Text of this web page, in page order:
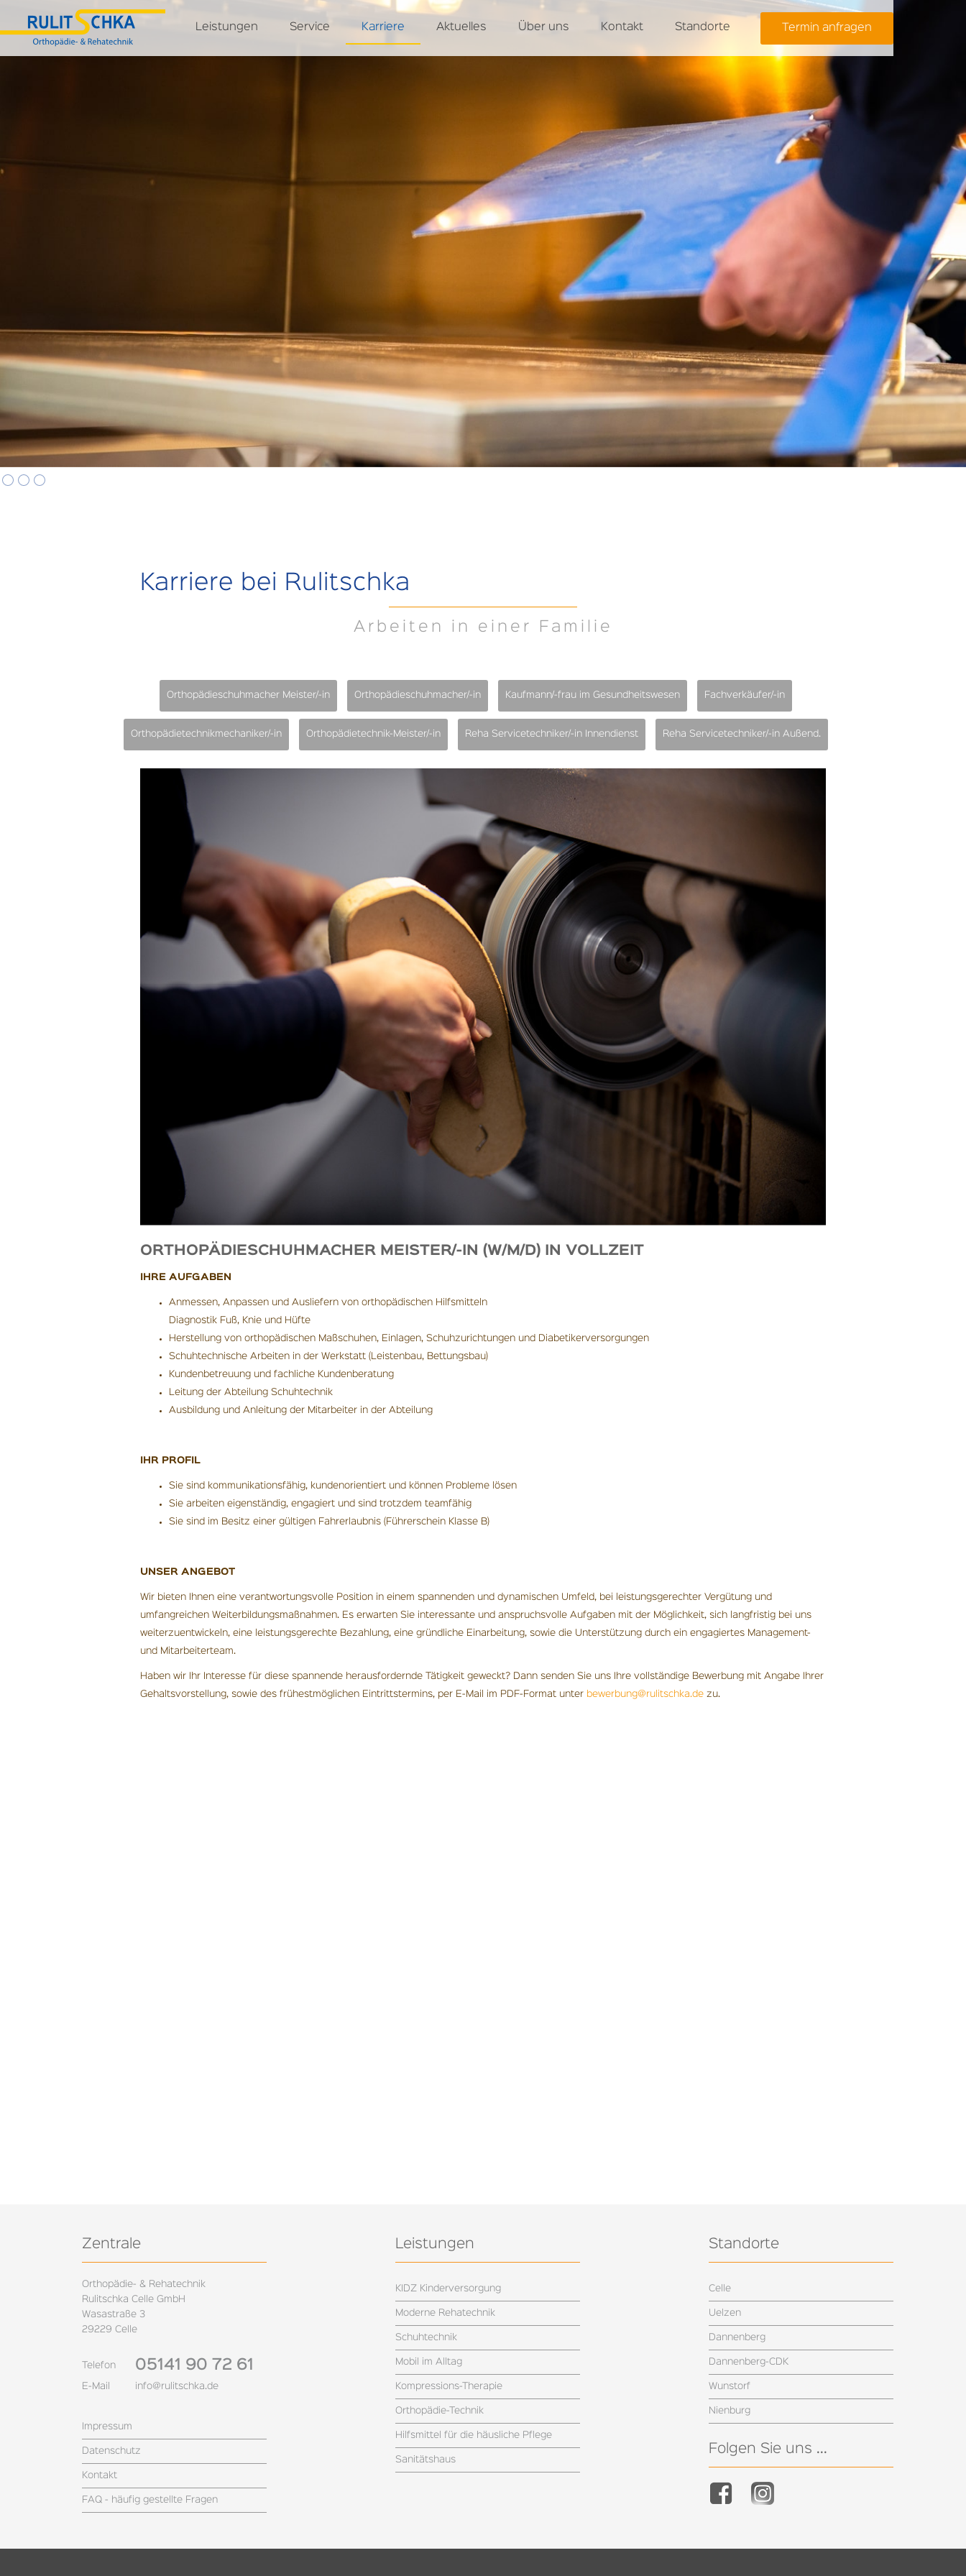
Leistungen Service Karriere Aktuelles Über uns Kontakt Standorte Termin anfragen
Karriere bei Rulitschka
Arbeiten in einer Familie
Orthopädieschuhmacher Meister/-in Orthopädieschuhmacher/-in Kaufmann/-frau im Gesundheitswesen Fachverkäufer/-in
Orthopädietechnikmechaniker/-in Orthopädietechnik-Meister/-in Reha Servicetechniker/-in Innendienst Reha Servicetechniker/-in Außend.
ORTHOPÄDIESCHUHMACHER MEISTER/-IN (W/M/D) IN VOLLZEIT
IHRE AUFGABEN
Anmessen, Anpassen und Ausliefern von orthopädischen Hilfsmitteln
Diagnostik Fuß, Knie und Hüfte
Herstellung von orthopädischen Maßschuhen, Einlagen, Schuhzurichtungen und Diabetikerversorgungen
Schuhtechnische Arbeiten in der Werkstatt (Leistenbau, Bettungsbau)
Kundenbetreuung und fachliche Kundenberatung
Leitung der Abteilung Schuhtechnik
Ausbildung und Anleitung der Mitarbeiter in der Abteilung
IHR PROFIL
Sie sind kommunikationsfähig, kundenorientiert und können Probleme lösen
Sie arbeiten eigenständig, engagiert und sind trotzdem teamfähig
Sie sind im Besitz einer gültigen Fahrerlaubnis (Führerschein Klasse B)
UNSER ANGEBOT
Wir bieten Ihnen eine verantwortungsvolle Position in einem spannenden und dynamischen Umfeld, bei leistungsgerechter Vergütung und
umfangreichen Weiterbildungsmaßnahmen. Es erwarten Sie interessante und anspruchsvolle Aufgaben mit der Möglichkeit, sich langfristig bei uns
weiterzuentwickeln, eine leistungsgerechte Bezahlung, eine gründliche Einarbeitung, sowie die Unterstützung durch ein engagiertes Management-
und Mitarbeiterteam.
Haben wir Ihr Interesse für diese spannende herausfordernde Tätigkeit geweckt? Dann senden Sie uns Ihre vollständige Bewerbung mit Angabe Ihrer
Gehaltsvorstellung, sowie des frühestmöglichen Eintrittstermins, per E-Mail im PDF-Format unter bewerbung@rulitschka.de zu.
Zentrale
Orthopädie- & Rehatechnik
Rulitschka Celle GmbH
Wasastraße 3
29229 Celle
Telefon 05141 90 72 61
E-Mail info@rulitschka.de
Impressum
Datenschutz
Kontakt
FAQ - häufig gestellte Fragen
Leistungen
KIDZ Kinderversorgung
Moderne Rehatechnik
Schuhtechnik
Mobil im Alltag
Kompressions-Therapie
Orthopädie-Technik
Hilfsmittel für die häusliche Pflege
Sanitätshaus
Standorte
Celle
Uelzen
Dannenberg
Dannenberg-CDK
Wunstorf
Nienburg
Folgen Sie uns ...